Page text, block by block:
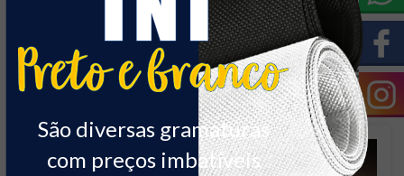
SINTETICO P/ BOLSA BIDIM
Ordenar: Nome
São diversas gramaturas
com preços imbatíveis